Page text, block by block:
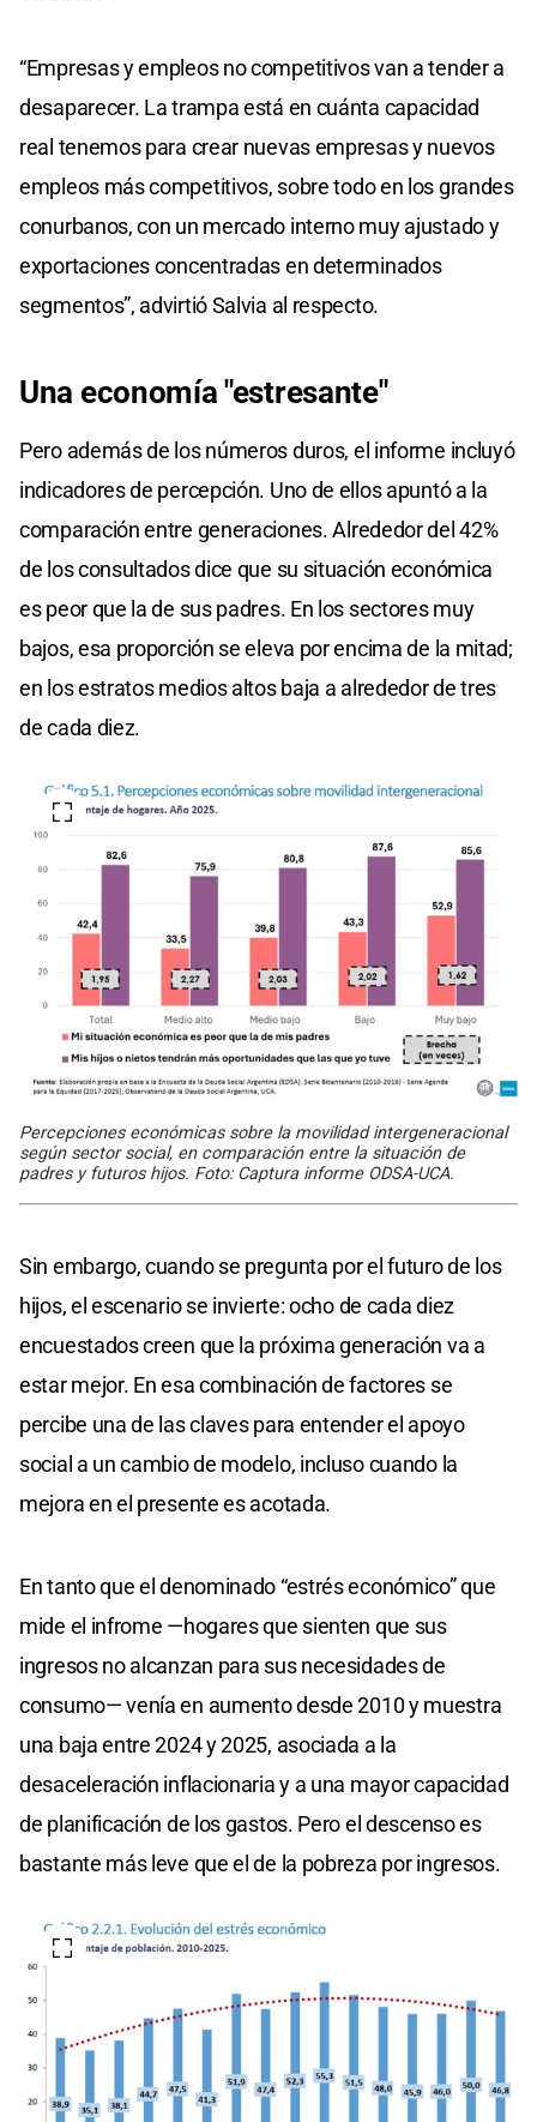
“Empresas y empleos no competitivos van a tender a
desaparecer. La trampa está en cuánta capacidad
real tenemos para crear nuevas empresas y nuevos
empleos más competitivos, sobre todo en los grandes
conurbanos, con un mercado interno muy ajustado y
exportaciones concentradas en determinados
segmentos”, advirtió Salvia al respecto.
Una economía "estresante"
Pero además de los números duros, el informe incluyó
indicadores de percepción. Uno de ellos apuntó a la
comparación entre generaciones. Alrededor del 42%
de los consultados dice que su situación económica
es peor que la de sus padres. En los sectores muy
bajos, esa proporción se eleva por encima de la mitad;
en los estratos medios altos baja a alrededor de tres
de cada diez.
Percepciones económicas sobre la movilidad intergeneracional
según sector social, en comparación entre la situación de
padres y futuros hijos. Foto: Captura informe ODSA-UCA.
Sin embargo, cuando se pregunta por el futuro de los
hijos, el escenario se invierte: ocho de cada diez
encuestados creen que la próxima generación va a
estar mejor. En esa combinación de factores se
percibe una de las claves para entender el apoyo
social a un cambio de modelo, incluso cuando la
mejora en el presente es acotada.
En tanto que el denominado “estrés económico” que
mide el infrome —hogares que sienten que sus
ingresos no alcanzan para sus necesidades de
consumo— venía en aumento desde 2010 y muestra
una baja entre 2024 y 2025, asociada a la
desaceleración inflacionaria y a una mayor capacidad
de planificación de los gastos. Pero el descenso es
bastante más leve que el de la pobreza por ingresos.